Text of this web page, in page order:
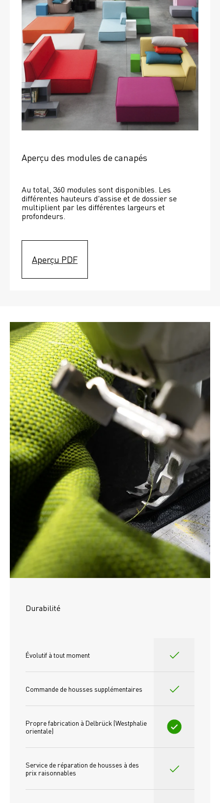
Aperçu des modules de canapés
Au total, 360 modules sont disponibles. Les
différentes hauteurs d'assise et de dossier se
multiplient par les différentes largeurs et
profondeurs.
Aperçu PDF
Durabilité
Évolutif à tout moment
Commande de housses supplémentaires
Propre fabrication à Delbrück (Westphalie
orientale)
Service de réparation de housses à des
prix raisonnables